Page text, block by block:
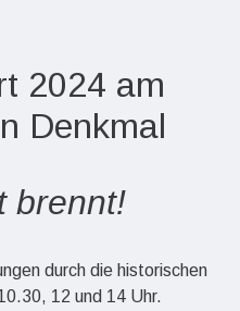
2024 am
Denkmal
brennt!
durch die historischen
12 und 14 Uhr.